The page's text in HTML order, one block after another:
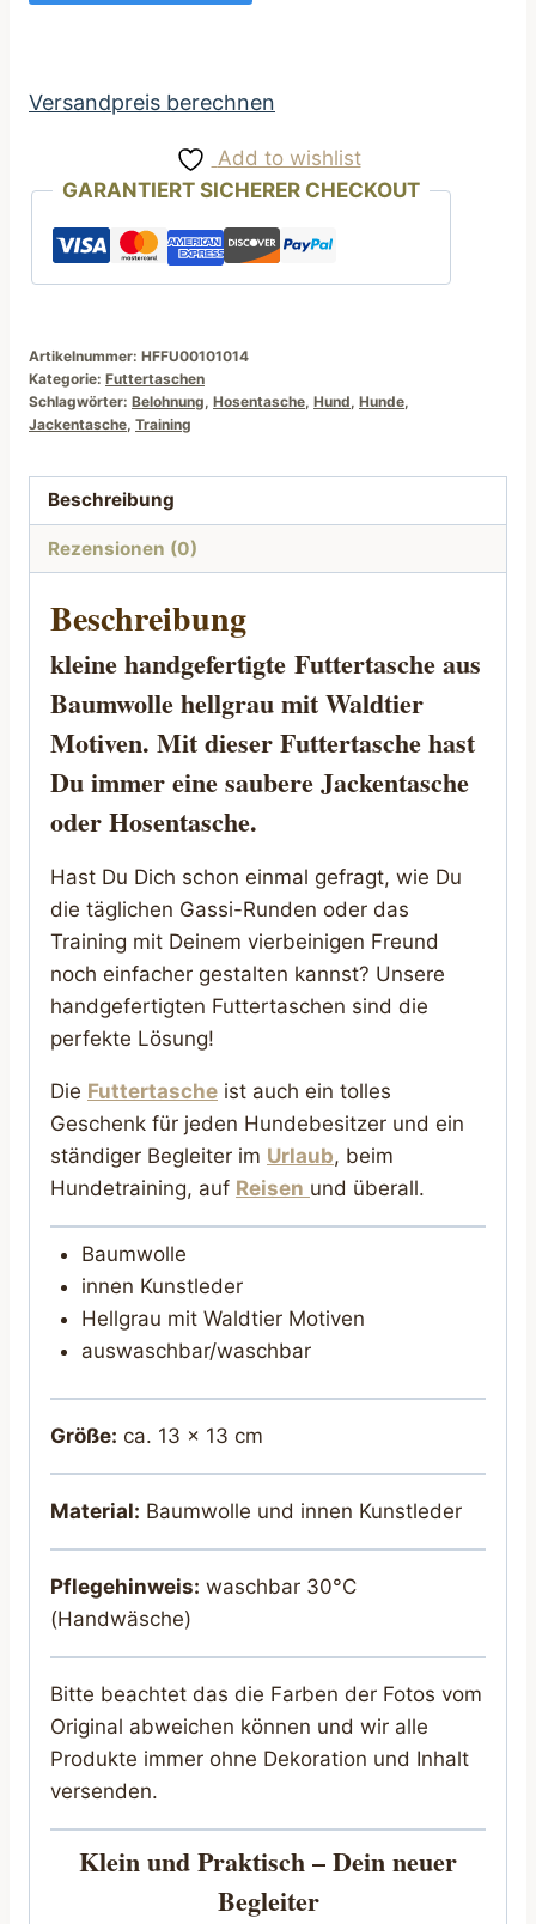
für
Waldtier
Motiv
Menge
Versandpreis berechnen
Add to wishlist
GARANTIERT SICHERER CHECKOUT
Artikelnummer: HFFU00101014
Kategorie: Futtertaschen
Schlagwörter: Belohnung, Hosentasche, Hund, Hunde,
Jackentasche, Training
Beschreibung
Rezensionen (0)
Beschreibung
kleine handgefertigte Futtertascheaus
Baumwolle hellgrau mit Waldtier
Motiven. Mit dieser Futtertasche hast
Du immer eine saubere Jackentasche
oder Hosentasche.
Hast Du Dich schon einmal gefragt, wie Du
die täglichen Gassi-Runden oder das
Training mit Deinem vierbeinigen Freund
noch einfacher gestalten kannst? Unsere
handgefertigten Futtertaschen sind die
perfekte Lösung!
Die Futtertasche ist auch ein tolles
Geschenk für jeden Hundebesitzer und ein
ständiger Begleiter im Urlaub, beim
Hundetraining, auf Reisen und überall.
Baumwolle
innen Kunstleder
Hellgrau mit Waldtier Motiven
auswaschbar/waschbar
Größe: ca. 13 x 13 cm
Material: Baumwolle und innen Kunstleder
Pflegehinweis: waschbar 30°C
(Handwäsche)
Bitte beachtet das die Farben der Fotos vom
Original abweichen können und wir alle
Produkte immer ohne Dekoration und Inhalt
versenden.
Klein und Praktisch – Dein neuer
Begleiter